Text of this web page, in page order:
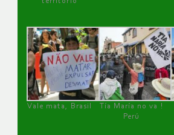
Vale mata, Brasil
Tía María no va !
Perú